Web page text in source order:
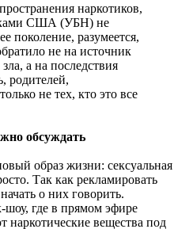
наркотиков,
США (УБН) не
поколение, разумеется,
не на источник
а на последствия
родителей,
не тех, кто это все
обсуждать
образ жизни: сексуальная
Так как рекламировать
о них говорить.
где в прямом эфире
наркотические вещества под